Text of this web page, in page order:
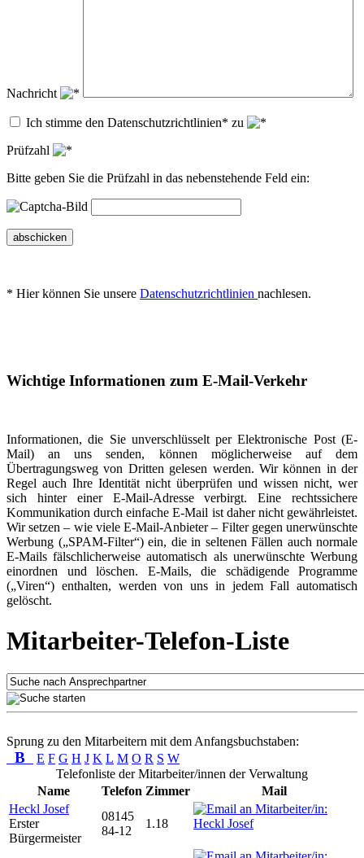
Nachricht
Ich stimme den Datenschutzrichtlinien* zu
Prüfzahl
Bitte geben Sie die Prüfzahl in das nebenstehende Feld ein:
abschicken
* Hier können Sie unsere Datenschutzrichtlinien nachlesen.
Wichtige Informationen zum E-Mail-Verkehr
Informationen, die Sie unverschlüsselt per Elektronische Post (E-
Mail) an uns senden, können möglicherweise auf dem
Übertragungsweg von Dritten gelesen werden. Wir können in der
Regel auch Ihre Identität nicht überprüfen und wissen nicht, wer
sich hinter einer E-Mail-Adresse verbirgt. Eine rechtssichere
Kommunikation durch einfache E-Mail ist daher nicht gewährleistet.
Wir setzen – wie viele E-Mail-Anbieter – Filter gegen unerwünschte
Werbung („SPAM-Filter“) ein, die in seltenen Fällen auch normale
E-Mails fälschlicherweise automatisch als unerwünschte Werbung
einordnen und löschen. E-Mails, die schädigende Programme
(„Viren“) enthalten, werden von uns in jedem Fall automatisch
gelöscht.
Mitarbeiter-Telefon-Liste
Sprung zu den Mitarbeitern mit dem Anfangsbuchstaben:
B E F G H J K L M O R S W
Telefonliste der Mitarbeiter/innen der Verwaltung
Name
Telefon Zimmer
Mail
Heckl Josef
Erster
Bürgermeister
08145
84-12
1.18